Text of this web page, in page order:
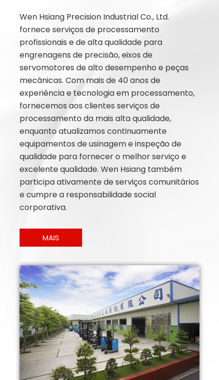
Wen Hsiang Precision Industrial Co., Ltd.
fornece serviços de processamento
profissionais e de alta qualidade para
engrenagens de precisão, eixos de
servomotores de alto desempenho e peças
mecânicas. Com mais de 40 anos de
experiência e tecnologia em processamento,
fornecemos aos clientes serviços de
processamento da mais alta qualidade,
enquanto atualizamos continuamente
equipamentos de usinagem e inspeção de
qualidade para fornecer o melhor serviço e
excelente qualidade. Wen Hsiang também
participa ativamente de serviços comunitários
e cumpre a responsabilidade social
corporativa.
MAIS